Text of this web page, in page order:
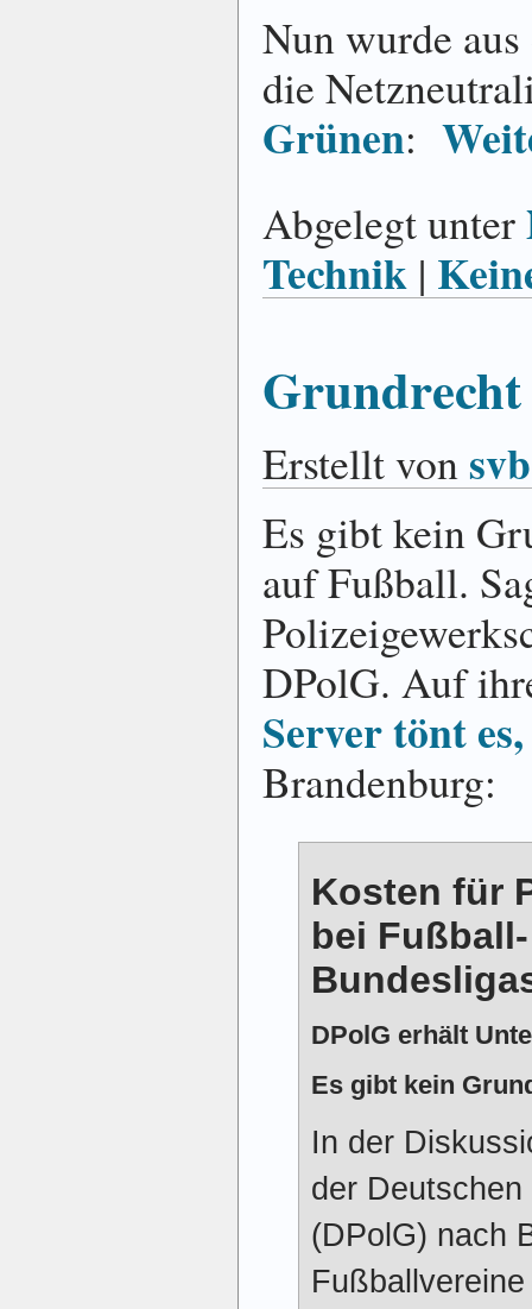
Nun wurde
die
Grünen:
Abgelegt unter
Technik |
Erstellt vonsvb
Es gibt kein
auf Fußball.
DPolG. Auf
Server tönt es,
Brandenburg:
Kosten für
bei Fußball-
DPolG erhält
Es gibt kein
In der
der
(DPolG) nach